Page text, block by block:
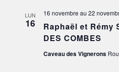
LUN
16
Raphaël et Rémy
DES COMBES
16 novembre au 22
Caveau des Vignerons